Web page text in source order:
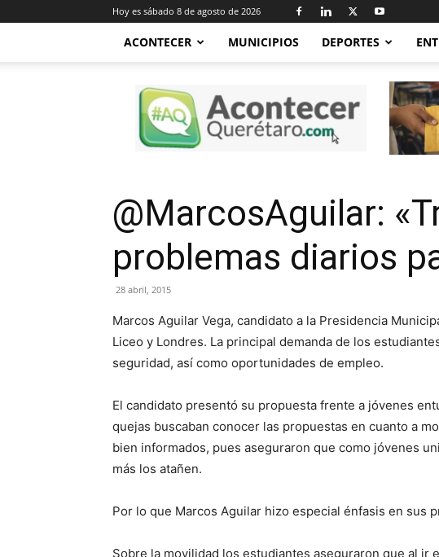
Hoy es sábado 8 de agosto de 2026
ACONTECER MUNICIPIOS DEPORTES
Acontecer
Querétaro
@MarcosAguilar:
problemas diarios
28 abril, 2015
Marcos Aguilar Vega, candidato a la Presidencia
Liceo y Londres. La principal demanda de los
seguridad, así como oportunidades de empleo.
El candidato presentó su propuesta frente a jóvenes
quejas buscaban conocer las propuestas en cuanto a
bien informados, pues aseguraron que como jóvenes
más los atañen.
Por lo que Marcos Aguilar hizo especial énfasis en sus
Sobre la movilidad los estudiantes aseguraron que al ir